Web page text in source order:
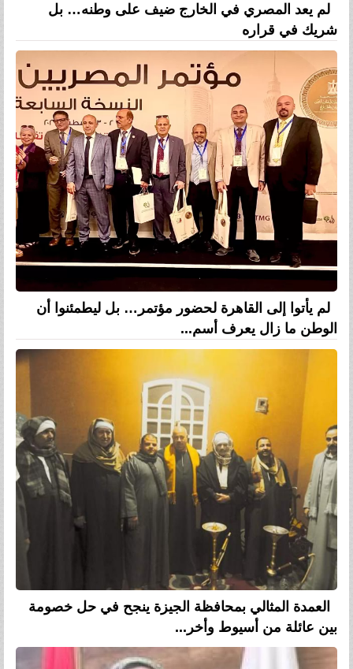
لم يعد المصري في الخارج ضيف على وطنه… بل
شريك في قراره
لم يأتوا إلى القاهرة لحضور مؤتمر… بل ليطمئنوا أن
الوطن ما زال يعرف أسم...
العمدة المثالي بمحافظة الجيزة ينجح في حل خصومة
بين عائلة من أسيوط وأخر...